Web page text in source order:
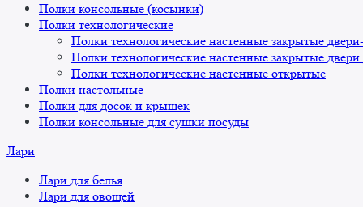
Полки консольные (косынки)
Полки технологические
Полки технологические настенные закрытые
Полки технологические настенные закрытые
Полки технологические настенные открытые
Полки настольные
Полки для досок и крышек
Полки консольные для сушки посуды
Лари
Лари для белья
Лари для овощей